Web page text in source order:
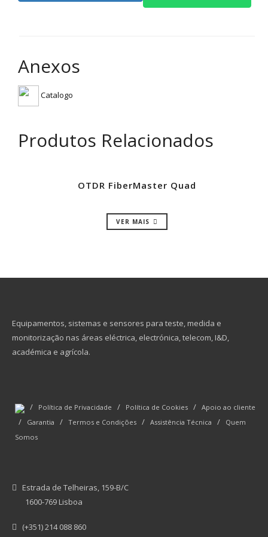
Anexos
Catalogo
Produtos Relacionados
OTDR FiberMaster Quad
VER MAIS
Equipamentos, sistemas e sensores para teste, medida e
monitorização nas áreas eléctrica, electrónica, telecom, I&D,
académica e agrícola.
/ Política de Privacidade / Política de Cookies / Apoio ao cliente
/ Garantia / Termos e Condições / Assistência Técnica /
Quem
Somos
Estrada de Telheiras, 159-B/C
1600-769 Lisboa
(+351) 214 088 860